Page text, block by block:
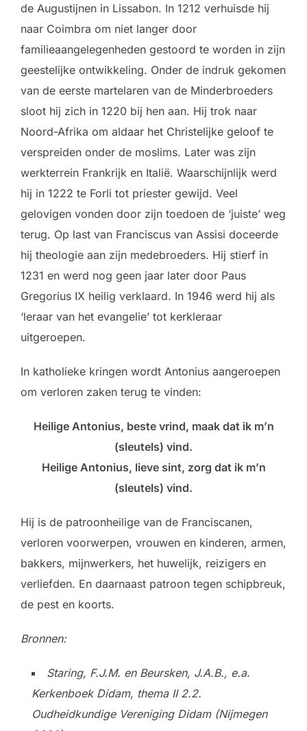
de Augustijnen in Lissabon. In 1212 verhuisde hij
naar Coimbra om niet langer door
familieaangelegenheden gestoord te worden in zijn
geestelijke ontwikkeling. Onder de indruk gekomen
van de eerste martelaren van de Minderbroeders
sloot hij zich in 1220 bij hen aan. Hij trok naar
Noord-Afrika om aldaar het Christelijke geloof te
verspreiden onder de moslims. Later was zijn
werkterrein Frankrijk en Italië. Waarschijnlijk werd
hij in 1222 te Forli tot priester gewijd. Veel
gelovigen vonden door zijn toedoen de ‘juiste’ weg
terug. Op last van Franciscus van Assisi doceerde
hij theologie aan zijn medebroeders. Hij stierf in
1231 en werd nog geen jaar later door Paus
Gregorius IX heilig verklaard. In 1946 werd hij als
‘leraar van het evangelie’ tot kerkleraar
uitgeroepen.
In katholieke kringen wordt Antonius aangeroepen
om verloren zaken terug te vinden:
Heilige Antonius, beste vrind, maak dat ik m’n
(sleutels) vind.
Heilige Antonius, lieve sint, zorg dat ik m’n
(sleutels) vind.
Hij is de patroonheilige van de Franciscanen,
verloren voorwerpen, vrouwen en kinderen, armen,
bakkers, mijnwerkers, het huwelijk, reizigers en
verliefden. En daarnaast patroon tegen schipbreuk,
de pest en koorts.
Bronnen:
Staring, F.J.M. en Beursken, J.A.B., e.a.
Kerkenboek Didam, thema II 2.2.
Oudheidkundige Vereniging Didam (Nijmegen